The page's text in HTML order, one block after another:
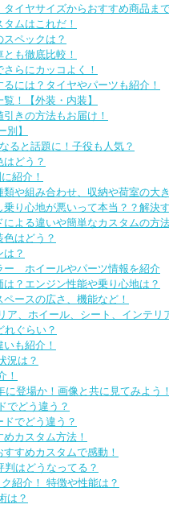
イヤサイズからおすすめ商品ま
ムはこれだ！
ペックは？
も徹底比較！
らにカッコよく！
には？タイヤやパーツも紹介！
！【外装・内装】
きの方法もお届け！
】
ると話題に！子役も人気？
どう？
紹介！
や組み合わせ、収納や荷室の大
り心地が悪いって本当？？解決
よる違いや簡単なカスタムの方
はどう？
？
ー ホイールやパーツ情報を紹介
？エンジン性能や乗り心地は？
ースの広さ、機能など！
、ホイール、シート、インテリ
ぐらい？
も紹介！
況は？
！
登場か！画像と共に見てみよう！
でどう違う？
でどう違う？
カスタム方法！
すめカスタムで感動！
はどうなってる？
紹介！ 特徴や性能は？
は？